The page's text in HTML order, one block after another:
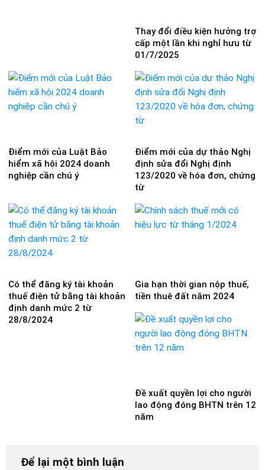
Thay đổi điều kiện hưởng trợ
cấp một lần khi nghỉ hưu từ
01/7/2025
Điểm mới của Luật Bảo
hiểm xã hội 2024 doanh
nghiệp cần chú ý
Điểm mới của dự thảo Nghị
định sửa đổi Nghị định
123/2020 về hóa đơn, chứng
từ
Có thể đăng ký tài khoản
thuế điện tử bằng tài khoản
định danh mức 2 từ
28/8/2024
Gia hạn thời gian nộp thuế,
tiền thuê đất năm 2024
Đề xuất quyền lợi cho người
lao động đóng BHTN trên 12
năm
Để lại một bình luận